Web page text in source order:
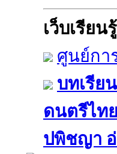
เว็บเรียนรู้
ศูนย์กา
บทเรีย
ดนตรีไท
ปพิชญา​ อ่